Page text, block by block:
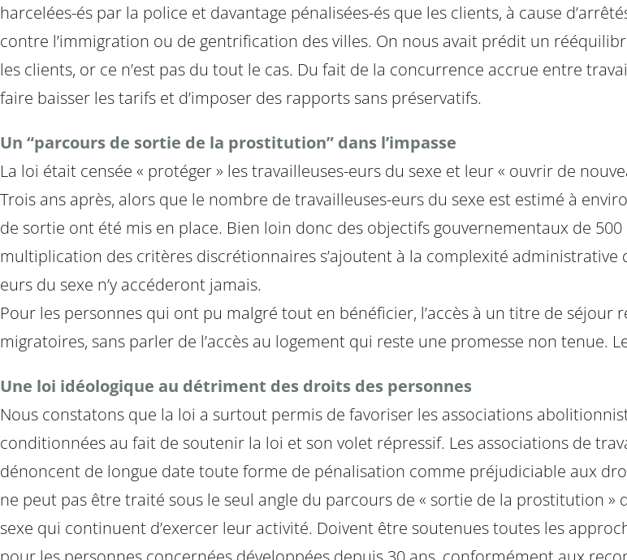
harcelées-és par la police et davantage pénalisées-és que les clients, à cause
contre l’immigration ou de gentrification des villes. On nous avait prédit un
les clients, or ce n’est pas du tout le cas. Du fait de la concurrence accrue entre
faire baisser les tarifs et d’imposer des rapports sans préservatifs.
Un “parcours de sortie de la prostitution” dans l’impasse
La loi était censée « protéger » les travailleuses-eurs du sexe et leur « ouvrir de
Trois ans après, alors que le nombre de travailleuses-eurs du sexe est estimé à
de sortie ont été mis en place. Bien loin donc des objectifs gouvernementaux de
multiplication des critères discrétionnaires s’ajoutent à la complexité administrative
eurs du sexe n’y accéderont jamais.
Pour les personnes qui ont pu malgré tout en bénéficier, l’accès à un titre de séjour
migratoires, sans parler de l’accès au logement qui reste une promesse non tenue.
Une loi idéologique au détriment des droits des personnes
Nous constatons que la loi a surtout permis de favoriser les associations
conditionnées au fait de soutenir la loi et son volet répressif. Les associations de
dénoncent de longue date toute forme de pénalisation comme préjudiciable aux
ne peut pas être traité sous le seul angle du parcours de « sortie de la prostitution
sexe qui continuent d’exercer leur activité. Doivent être soutenues toutes les